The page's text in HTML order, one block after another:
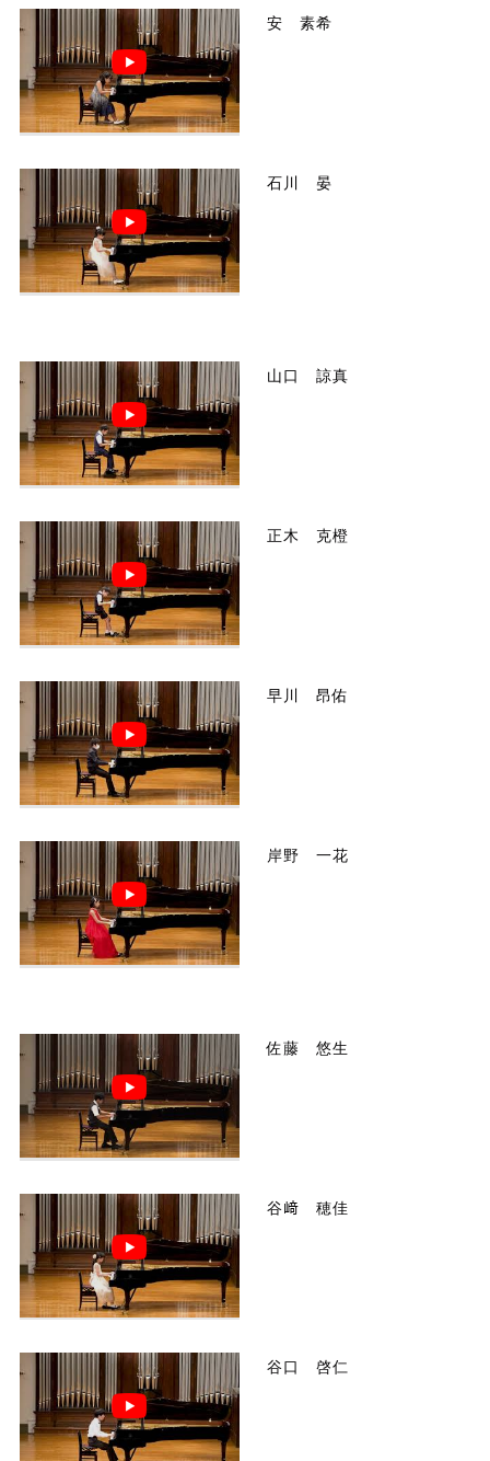
安 素希
石川 晏
山口 諒真
正木 克橙
早川 昂佑
岸野 一花
佐藤 悠生
谷﨑 穂佳
谷口 啓仁